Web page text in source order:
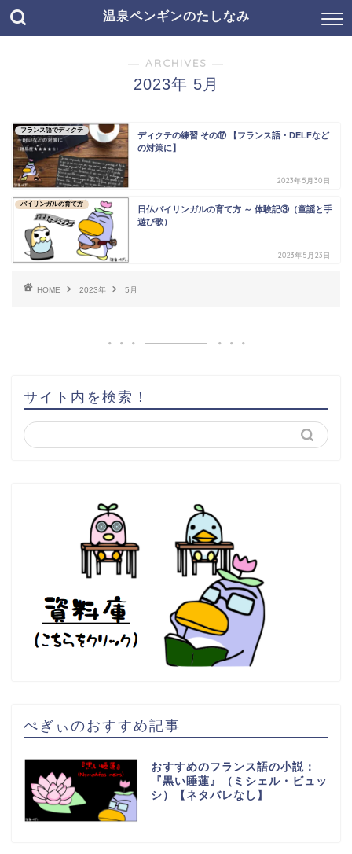
温泉ペンギンのたしなみ
― ARCHIVES ―
2023年 5月
フランス語でディクテ
ディクテの練習 その⑰ 【フランス語・DELFなど
の対策に】
2023年5月30日
バイリンガルの育て方
日仏バイリンガルの育て方 ～ 体験記③（童謡と手
遊び歌）
2023年5月23日
HOME 2023年 5月
サイト内を検索！
ぺぎぃのおすすめ記事
おすすめのフランス語の小説：
『黒い睡蓮』（ミシェル・ビュッ
シ）【ネタバレなし】